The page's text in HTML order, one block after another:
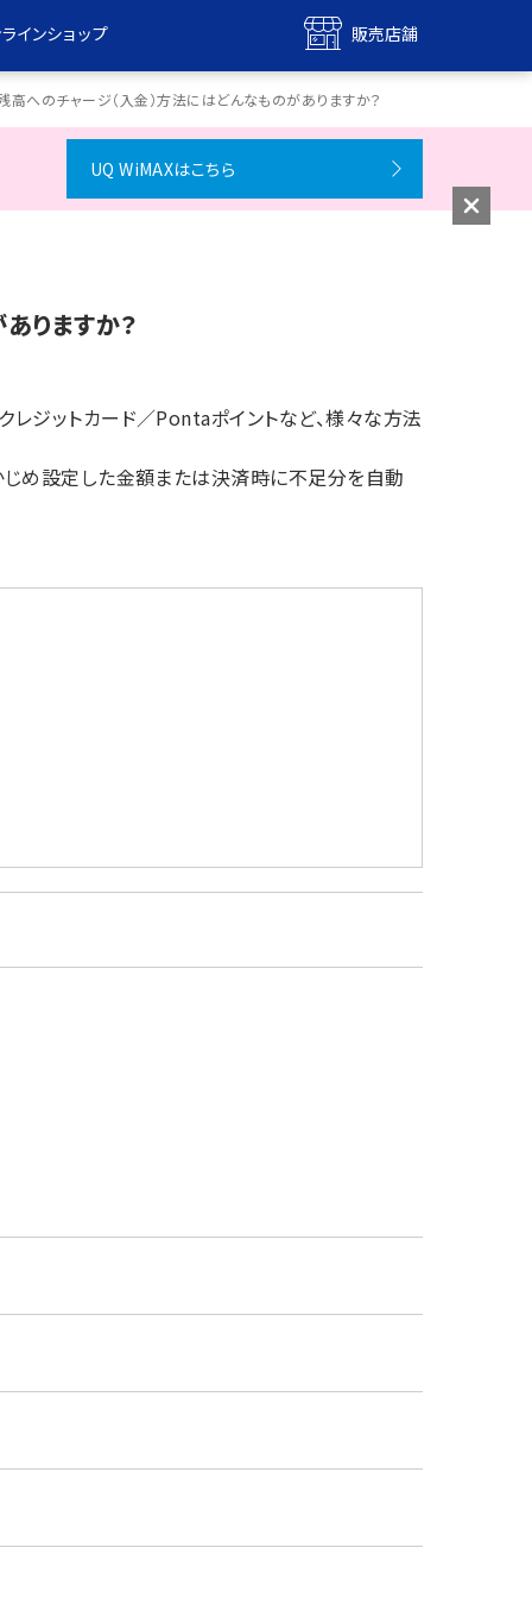
インショップ 販売店舗
ショップ
ショップ
UQ mobile
販売店舗
販売店舗
高へのチャージ（入金）方法にはどんなものがありますか？
UQ WiMAXはこちら
りますか？
ジットカード／Pontaポイントなど、様々な方法
じめ設定した金額または決済時に不足分を自動